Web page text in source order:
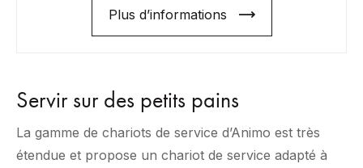
Plus d’informations
Servir sur des petits pains
La gamme de chariots de service d’Animo est très
étendue et propose un chariot de service adapté à